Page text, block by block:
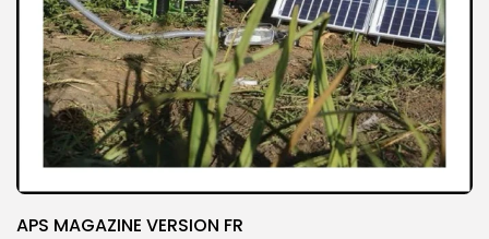
APS MAGAZINE VERSION FR